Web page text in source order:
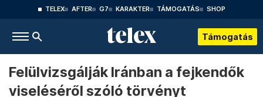
TELEX AFTER G7 KARAKTER TÁMOGATÁS SHOP
Támogatás
Felülvizsgálják Iránban a fejkendők
viseléséről szóló törvényt